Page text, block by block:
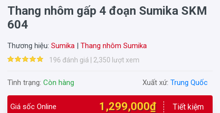
Thang nhôm gấp 4 đoạn Sumika SKM
604
Thương hiệu: Sumika | Thang nhôm Sumika
196 đánh giá | 2,350 lượt xem
Tình trạng: Còn hàng Xuất xứ: Trung Quốc
Giá sốc Online 1,299,000₫
Tiết kiệm